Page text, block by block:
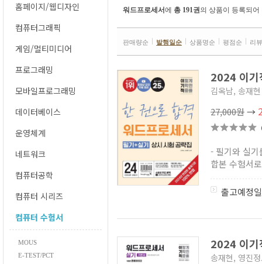
홈페이지/웹디자인
컴퓨터그래픽
게임/멀티미디어
프로그래밍
모바일프로그래밍
데이터베이스
운영체계
네트워크
컴퓨터공학
컴퓨터 시리즈
컴퓨터 수험서
MOUS
E-TEST/PCT
판매량순 발행일순 상품명순 평점순 리
워드프로세서에 총 191권의 상품이 등록되어
2024 이기
김옥남, 송재현
27,000원→
- 필기와 실기
합본 수험서
출고예정
2024 이기
송재현, 영진